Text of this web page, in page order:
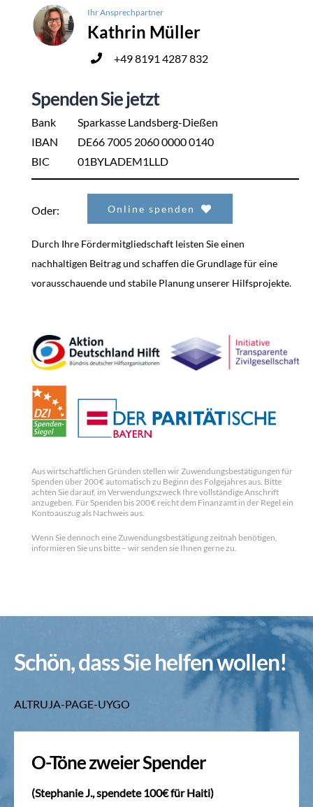
Ihr Ansprechpartner
Kathrin Müller
+49 8191 4287 832
Spenden Sie jetzt
Bank
IBAN
BIC
Sparkasse Landsberg-Dießen
DE66 7005 2060 0000 0140
01BYLADEM1LLD
Oder: Online spenden
Durch Ihre Fördermitgliedschaft leisten Sie einen
nachhaltigen Beitrag und schaffen die Grundlage für eine
vorausschauende und stabile Planung unserer Hilfsprojekte.
Aus wirtschaftlichen Gründen stellen wir Zuwendungsbestätigungen für
Spenden über 200 € automatisch zu Beginn des Folgejahres aus. Bitte
achten Sie darauf, im Verwendungszweck Ihre vollständige Anschrift
anzugeben. Für Spenden bis 200 € reicht dem Finanzamt in der Regel ein
Kontoauszug als Nachweis aus.
Wenn Sie dennoch eine Zuwendungsbestätigung zeitnah benötigen,
informieren Sie uns bitte – wir senden sie Ihnen gerne zu.
Schön, dass Sie helfen wollen!
ALTRUJA-PAGE-UYGO
O-Töne zweier Spender
(Stephanie J., spendete 100€ für Haiti)